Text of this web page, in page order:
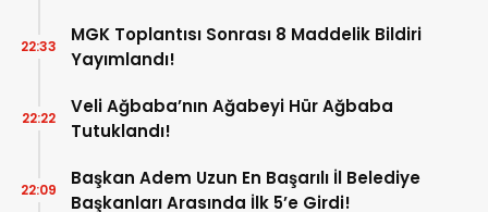
MGK Toplantısı Sonrası 8 Maddelik Bildiri
Yayımlandı!
22:33
Veli Ağbaba’nın Ağabeyi Hür Ağbaba
Tutuklandı!
22:22
Başkan Adem Uzun En Başarılı İl Belediye
Başkanları Arasında İlk 5’e Girdi!
22:09